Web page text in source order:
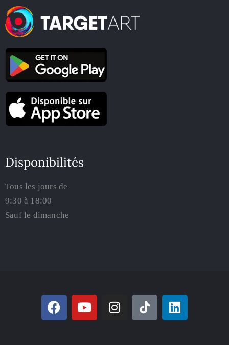
Disponibilités
Tous les jours de
9:30 à 18:00
Sauf le dimanche